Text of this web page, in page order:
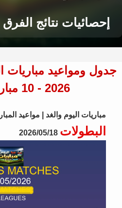
إحصائيات نتائج الفرق
2026 - 10 مباراة مباشر
مباريات اليوم والغد | مواعيد
البطولات 2026/05/18